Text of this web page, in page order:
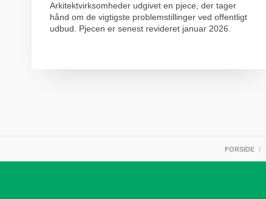
Arkitektvirksomheder udgivet en pjece, der tager
hånd om de vigtigste problemstillinger ved offentligt
udbud. Pjecen er senest revideret januar 2026.
FORSIDE